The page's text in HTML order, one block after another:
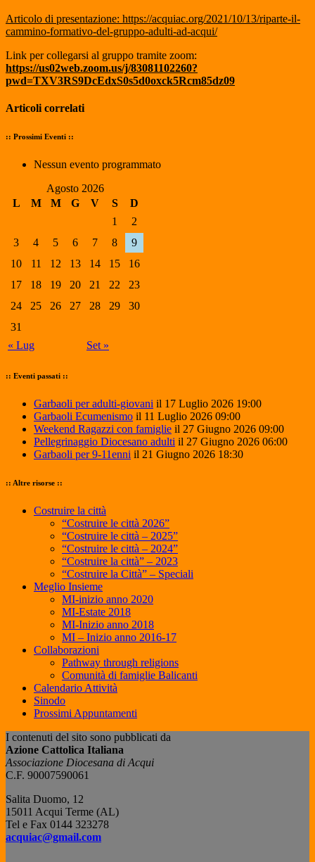
Articolo di presentazione: https://acquiac.org/2021/10/13/riparte-il-
cammino-formativo-del-gruppo-adulti-ad-acqui/
Link per collegarsi al gruppo tramite zoom:
https://us02web.zoom.us/j/83081102260?
pwd=TXV3RS9DcEdxS0s5d0oxck5Rcm85dz09
Articoli correlati
:: Prossimi Eventi ::
Nessun evento programmato
Agosto 2026
L
M M G V S
D
1
2
3
4 5 6 7 8
9
10
11 12 13 14 15
16
17
18 19 20 21 22
23
24
25 26 27 28 29
30
31
« Lug
Set »
:: Eventi passati ::
Garbaoli per adulti-giovani il 17 Luglio 2026 19:00
Garbaoli Ecumenismo il 11 Luglio 2026 09:00
Weekend Ragazzi con famiglie il 27 Giugno 2026 09:00
Pellegrinaggio Diocesano adulti il 27 Giugno 2026 06:00
Garbaoli per 9-11enni il 21 Giugno 2026 18:30
:: Altre risorse ::
Costruire la città
“Costruire le città 2026”
“Costruire le città – 2025”
“Costruire le città – 2024”
“Costruire la città” – 2023
“Costruire la Città” – Speciali
Meglio Insieme
MI-inizio anno 2020
MI-Estate 2018
MI-Inizio anno 2018
MI – Inizio anno 2016-17
Collaborazioni
Pathway through religions
Comunità di famiglie Balicanti
Calendario Attività
Sinodo
Prossimi Appuntamenti
I contenuti del sito sono pubblicati da
Azione Cattolica Italiana
Associazione Diocesana di Acqui
C.F. 90007590061
Salita Duomo, 12
15011 Acqui Terme (AL)
Tel e Fax 0144 323278
acquiac@gmail.com